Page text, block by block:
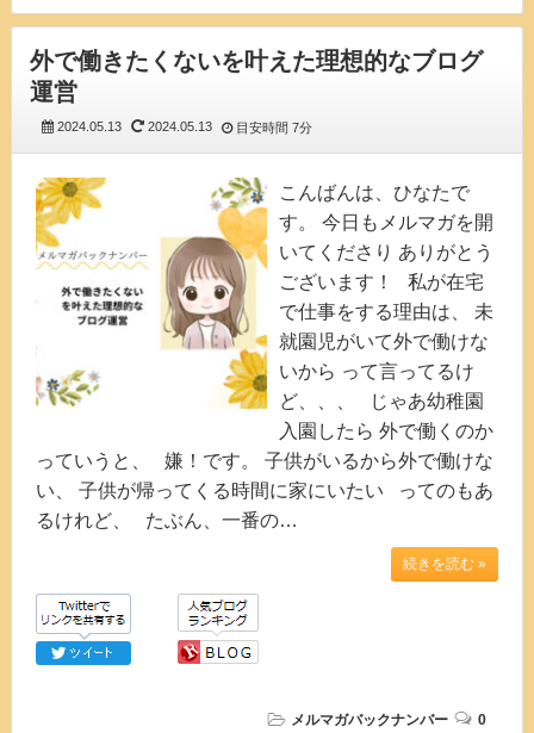
外で働きたくないを叶えた理想的なブログ
運営
2024.05.13 2024.05.13 目安時間 7分
こんばんは、ひなたで
す。 今日もメルマガを開
いてくださり ありがとう
ございます！ 私が在宅
で仕事をする理由は、 未
就園児がいて外で働けな
いから って言ってるけ
ど、、、 じゃあ幼稚園
入園したら 外で働くのか
っていうと、 嫌！です。 子供がいるから外で働けな
い、 子供が帰ってくる時間に家にいたい ってのもあ
るけれど、 たぶん、一番の…
続きを読む »
メルマガバックナンバー 0